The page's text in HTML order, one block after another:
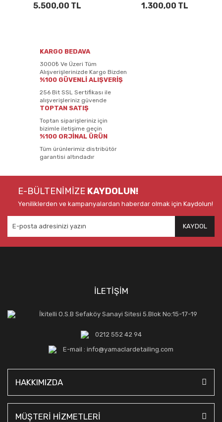
5.500,00 TL 1.300,00 TL
KARGO BEDAVA
3000₺ Ve Üzeri Tüm
Alışverişlerinizde Kargo Bizden
%100 GÜVENLİ ALIŞVERİŞ
256 Bit SSL Sertifikası ile
alışverişleriniz güvende
TOPTAN SATIŞ
Toptan siparişleriniz için
bizimle iletişime geçin
%100 ORJİNAL ÜRÜN
Tüm ürünlerimiz distribütör
garantisi altındadır
E-BÜLTENİMİZE KAYDOLUN!
Yeniliklerden ve kampanyalardan haberdar olmak için Kaydolun!
KAYDOL
İLETİŞİM
İkitelli O.S.B Sefaköy Sanayi Sitesi 5.Blok No:15-17-19
0212 552 42 94
E-mail : info@yamaclardetailing.com
HAKKIMIZDA
MÜŞTERİ HİZMETLERİ